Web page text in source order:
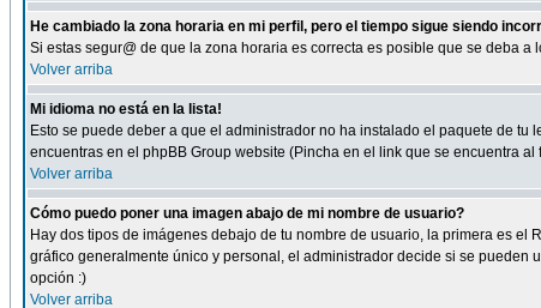
He cambiado la zona horaria en mi perfil, pero el tiempo sigue siendo
Si estas segur@ de que la zona horaria es correcta es posible que se deba
Volver arriba
Mi idioma no está en la lista!
Esto se puede deber a que el administrador no ha instalado el paquete de
encuentras en el phpBB Group website (Pincha en el link que se encuentra
Volver arriba
Cómo puedo poner una imagen abajo de mi nombre de usuario?
Hay dos tipos de imágenes debajo de tu nombre de usuario, la primera es el
gráfico generalmente único y personal, el administrador decide si se
opción :)
Volver arriba